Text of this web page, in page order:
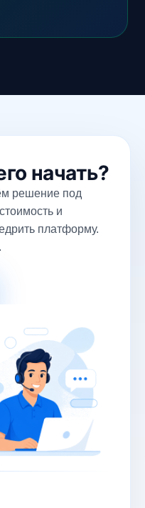
начать?
решение под
и
платформу.